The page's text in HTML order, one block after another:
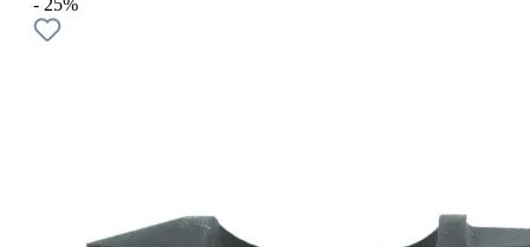
- 25%